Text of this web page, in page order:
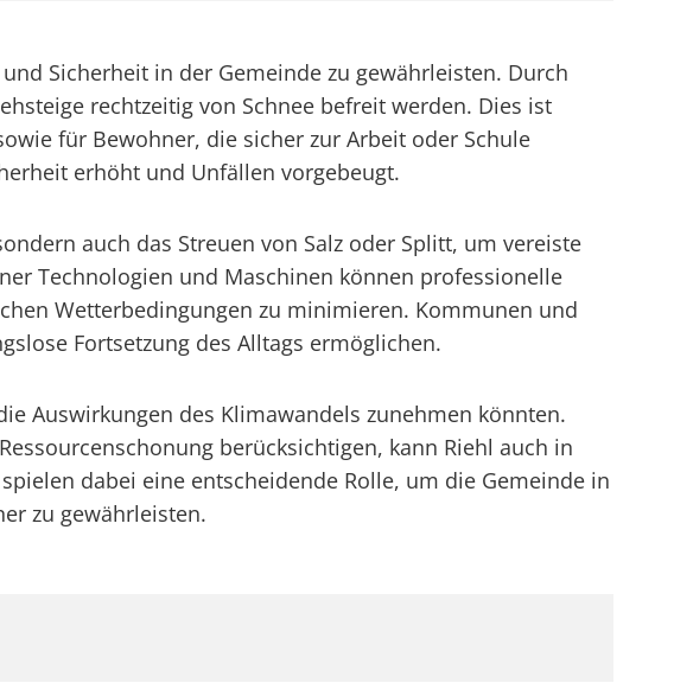
Sicherheit in der Gemeinde zu gewährleisten. Durch
rechtzeitig von Schnee befreit werden. Dies ist
für Bewohner, die sicher zur Arbeit oder Schule
erhöht und Unfällen vorgebeugt.
auch das Streuen von Salz oder Splitt, um vereiste
Technologien und Maschinen können professionelle
Wetterbedingungen zu minimieren. Kommunen und
Fortsetzung des Alltags ermöglichen.
Auswirkungen des Klimawandels zunehmen könnten.
berücksichtigen, kann Riehl auch in
dabei eine entscheidende Rolle, um die Gemeinde in
zu gewährleisten.